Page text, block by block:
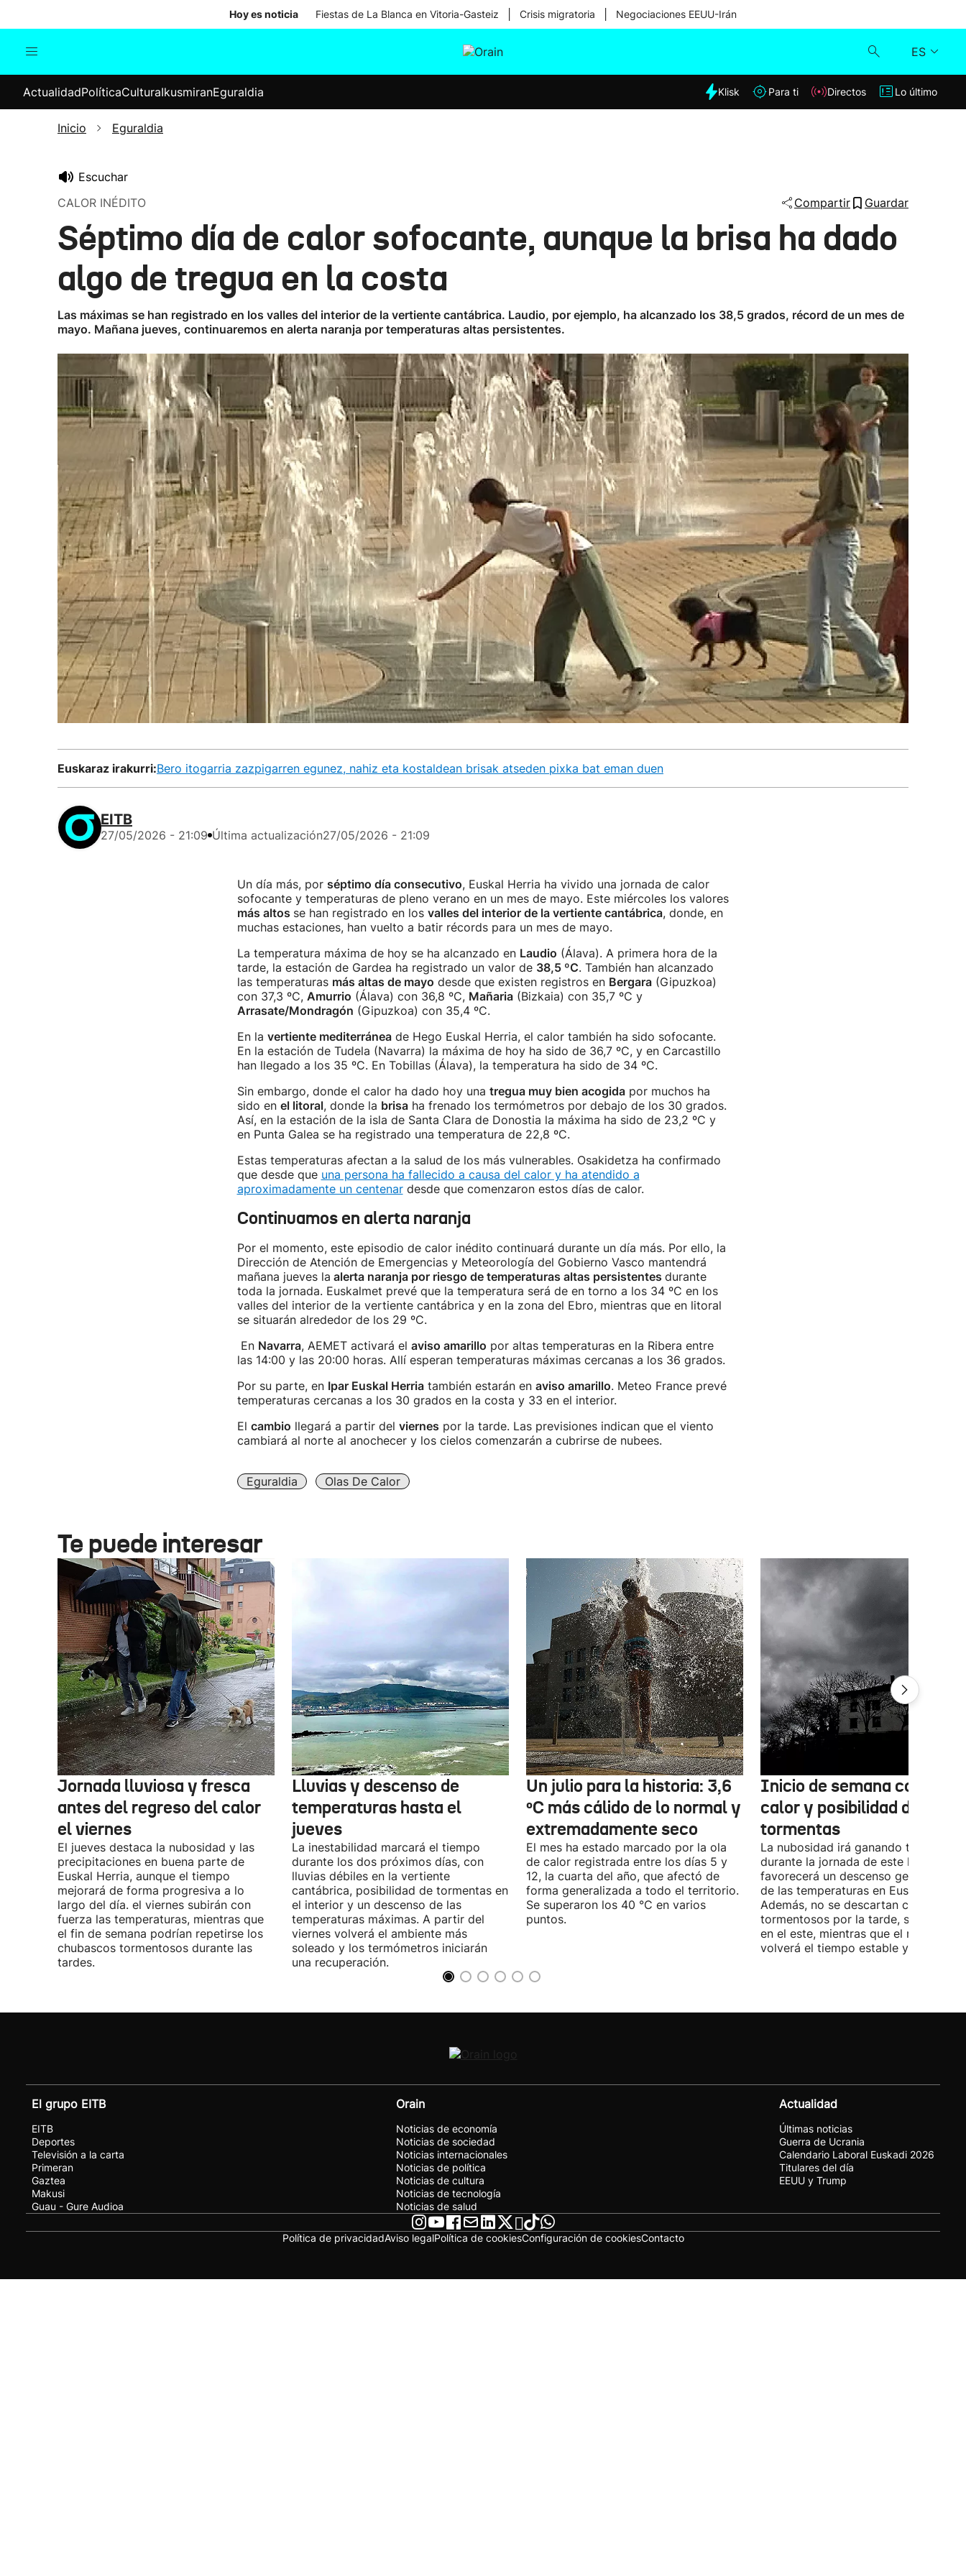
Hoy es noticia Fiestas de La Blanca en Vitoria-Gasteiz Crisis migratoria Negociaciones EEUU-Irán
ES
Internacional
Elecciones
Klisk
Lo último
ActualidadPolíticaCulturaIkusmiranEguraldia Klisk Para ti Directos Lo último
Inicio Eguraldia
Escuchar
CALOR INÉDITO
Compartir Guardar
Séptimo día de calor sofocante, aunque la brisa ha dado
algo de tregua en la costa
Las máximas se han registrado en los valles del interior de la vertiente cantábrica. Laudio, por ejemplo, ha alcanzado los 38,5 grados, récord de un mes de
mayo. Mañana jueves, continuaremos en alerta naranja por temperaturas altas persistentes.
Euskaraz irakurri:Bero itogarria zazpigarren egunez, nahiz eta kostaldean brisak atseden pixka bat eman duen
EITB
27/05/2026 - 21:09 Última actualización27/05/2026 - 21:09
Un día más, por séptimo día consecutivo, Euskal Herria ha vivido una jornada de calor
sofocante y temperaturas de pleno verano en un mes de mayo. Este miércoles los valores
más altos se han registrado en los valles del interior de la vertiente cantábrica, donde, en
muchas estaciones, han vuelto a batir récords para un mes de mayo.
La temperatura máxima de hoy se ha alcanzado en Laudio (Álava). A primera hora de la
tarde, la estación de Gardea ha registrado un valor de 38,5 ºC. También han alcanzado
las temperaturas más altas de mayo desde que existen registros en Bergara(Gipuzkoa)
con 37,3 ºC, Amurrio (Álava) con 36,8 ºC, Mañaria(Bizkaia) con 35,7 ºC y
Arrasate/Mondragón (Gipuzkoa) con 35,4 ºC.
En la vertiente mediterráneade Hego Euskal Herria, el calor también ha sido sofocante.
En la estación de Tudela (Navarra) la máxima de hoy ha sido de 36,7 ºC, y en Carcastillo
han llegado a los 35 ºC. En Tobillas (Álava), la temperatura ha sido de 34 ºC.
Sin embargo, donde el calor ha dado hoy una tregua muy bien acogidapor muchos ha
sido en el litoral, donde la brisaha frenado los termómetros por debajo de los 30 grados.
Así, en la estación de la isla de Santa Clara de Donostia la máxima ha sido de 23,2 ºC y
en Punta Galea se ha registrado una temperatura de 22,8 ºC.
Estas temperaturas afectan a la salud de los más vulnerables. Osakidetza ha confirmado
que desde que una persona ha fallecido a causa del calor y ha atendido a
aproximadamente un centenardesde que comenzaron estos días de calor.
Continuamos en alerta naranja
Por el momento, este episodio de calor inédito continuará durante un día más. Por ello, la
Dirección de Atención de Emergencias y Meteorología del Gobierno Vasco mantendrá
mañana jueves la alerta naranja por riesgo de temperaturas altas persistentes durante
toda la jornada. Euskalmet prevé que la temperatura será de en torno a los 34 ºC en los
valles del interior de la vertiente cantábrica y en la zona del Ebro, mientras que en litoral
se situarán alrededor de los 29 ºC.
En Navarra, AEMET activará el aviso amarillo por altas temperaturas en la Ribera entre
las 14:00 y las 20:00 horas. Allí esperan temperaturas máximas cercanas a los 36 grados.
Por su parte, en Ipar Euskal Herriatambién estarán en aviso amarillo. Meteo France prevé
temperaturas cercanas a los 30 grados en la costa y 33 en el interior.
El cambio llegará a partir del viernes por la tarde. Las previsiones indican que el viento
cambiará al norte al anochecer y los cielos comenzarán a cubrirse de nubees.
Eguraldia Olas De Calor
Te puede interesar
Jornada lluviosa y fresca
antes del regreso del calor
el viernes
El jueves destaca la nubosidad y las
precipitaciones en buena parte de
Euskal Herria, aunque el tiempo
mejorará de forma progresiva a lo
largo del día. el viernes subirán con
fuerza las temperaturas, mientras que
el fin de semana podrían repetirse los
chubascos tormentosos durante las
tardes.
Lluvias y descenso de
temperaturas hasta el
jueves
La inestabilidad marcará el tiempo
durante los dos próximos días, con
lluvias débiles en la vertiente
cantábrica, posibilidad de tormentas en
el interior y un descenso de las
temperaturas máximas. A partir del
viernes volverá el ambiente más
soleado y los termómetros iniciarán
una recuperación.
Un julio para la historia: 3,6
ºC más cálido de lo normal y
extremadamente seco
El mes ha estado marcado por la ola
de calor registrada entre los días 5 y
12, la cuarta del año, que afectó de
forma generalizada a todo el territorio.
Se superaron los 40 °C en varios
puntos.
Inicio de semana con
calor y posibilidad de
tormentas
La nubosidad irá ganando terreno
durante la jornada de este lunes y
favorecerá un descenso generalizado
de las temperaturas en Euskal Herria.
Además, no se descartan chubascos
tormentosos por la tarde, sobre todo
en el este, mientras que el martes
volverá el tiempo estable y el calor.
El grupo EITB
EITB
Deportes
Televisión a la carta
Primeran
Gaztea
Makusi
Guau - Gure Audioa
Orain
Noticias de economía
Noticias de sociedad
Noticias internacionales
Noticias de política
Noticias de cultura
Noticias de tecnología
Noticias de salud
Actualidad
Últimas noticias
Guerra de Ucrania
Calendario Laboral Euskadi 2026
Titulares del día
EEUU y Trump
Política de privacidadAviso legalPolítica de cookiesConfiguración de cookiesContacto